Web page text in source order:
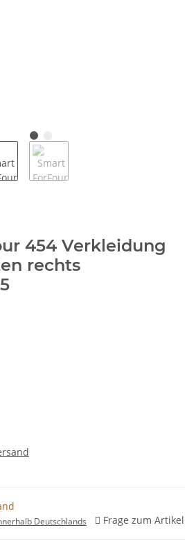
454 Verkleidung
rechts
Deutschlands Frage zum Artikel